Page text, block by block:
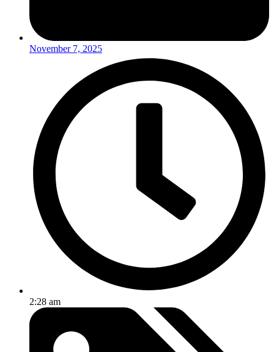
November 7, 2025
2:28 am